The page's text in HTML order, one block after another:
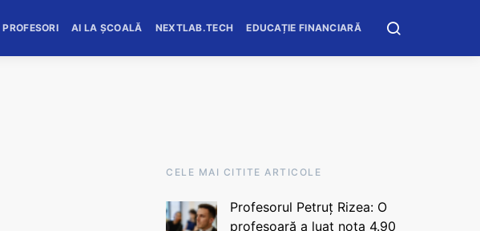
PROFESORI AI LA ȘCOALĂ NEXTLAB.TECH EDUCAȚIE FINANCIARĂ
CELE MAI CITITE ARTICOLE
Profesorul Petruț Rizea: O
profesoară a luat nota 4.90